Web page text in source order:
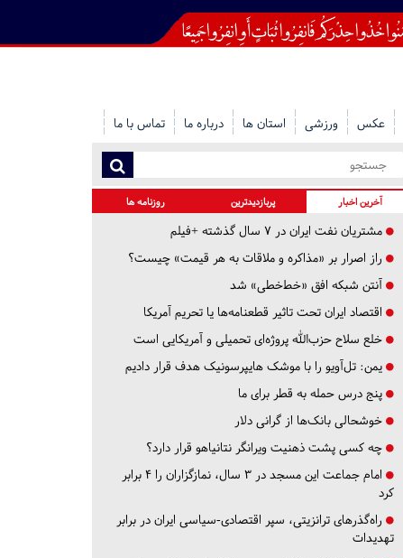
عکس ورزشی استان ها درباره ما تماس با ما
آخرین اخبار پربازدیدترین روزنامه ها
مشتریان نفت ایران در ۷ سال گذشته +فیلم
راز اصرار بر «مذاکره و ملاقات به هر قیمت» چیست؟
آنتن شبکه افق «خط‌خطی» شد
اقتصاد ایران تحت تاثیر قطعنامه‌ها یا تحریم‌ آمریکا
خلع سلاح حزب‌الله پروژه‌ای تحمیلی و آمریکایی است
یمن: تل‌آویو را با موشک هایپرسونیک هدف قرار دادیم
پنج درس‌ حمله به قطر برای ما
خوشحالی بانک‌ها از گرانی دلار
چه کسی پشت ذهنیت ویرانگر نتانیاهو قرار دارد؟
امام جماعت این مسجد در ۳ سال، نمازگزاران را ۴ برابر
کرد
راه‌گذرهای ترانزیتی، سپر اقتصادی-سیاسی ایران در برابر
تهدیدات